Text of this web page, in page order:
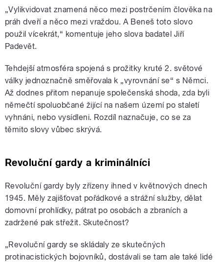
„Vylikvidovat znamená něco mezi postrčením člověka na
práh dveří a něco mezi vraždou. A Beneš toto slovo
použil vícekrát,“ komentuje jeho slova badatel Jiří
Padevět.
Tehdejší atmosféra spojená s prožitky kruté 2. světové
války jednoznačně směřovala k „vyrovnání se“ s Němci.
Až dodnes přitom nepanuje společenská shoda, zda byli
němečtí spoluobčané žijící na našem území po staletí
vyhnáni, nebo vysídleni. Rozdíl naznačuje, co se za
těmito slovy vůbec skrývá.
Revoluční gardy a kriminálníci
Revoluční gardy byly zřízeny ihned v květnových dnech
1945. Měly zajišťovat pořádkové a strážní služby, dělat
domovní prohlídky, pátrat po osobách a zbraních a
zadržené pak střežit. Skutečnost?
„Revoluční gardy se skládaly ze skutečných
protinacistických bojovníků, dostávali se tam ale také lidé